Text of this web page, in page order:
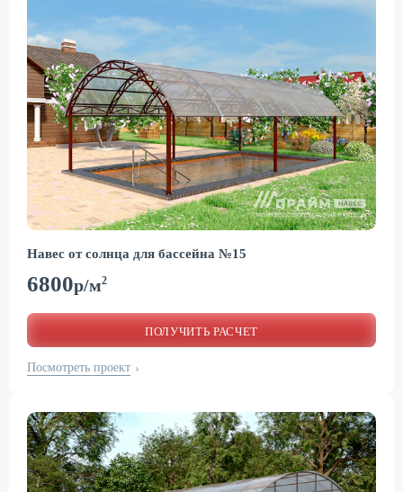
Навес от солнца для бассейна №15
6800р/м2
ПОЛУЧИТЬ РАСЧЕТ
Посмотреть проект ›